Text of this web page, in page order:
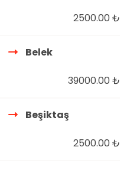
2500.00 ₺
Belek
39000.00 ₺
Beşiktaş
2500.00 ₺